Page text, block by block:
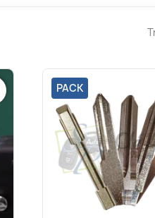
PACK